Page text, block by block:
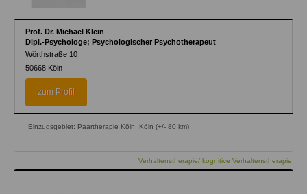
Prof. Dr. Michael Klein
Dipl.-Psychologe; Psychologischer Psychotherapeut
Wörthstraße 10
50668 Köln
zum Profil
Einzugsgebiet: Paartherapie Köln, Köln (+/- 80 km)
Verhaltenstherapie/ kognitive Verhaltenstherapie